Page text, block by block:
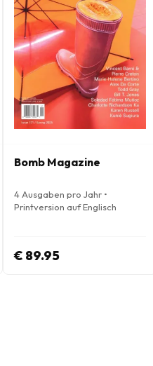
Bomb Magazine
4 Ausgaben pro Jahr •
Printversion auf Englisch
€ 89.95